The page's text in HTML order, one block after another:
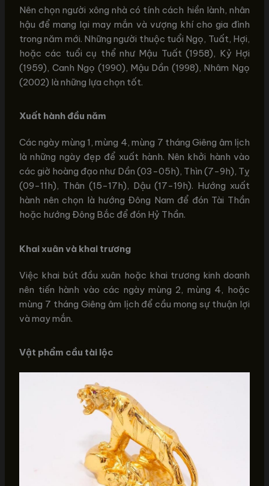
Nên chọn người xông nhà có tính cách hiền lành, nhân
hậu để mang lại may mắn và vượng khí cho gia đình
trong năm mới. Những người thuộc tuổi Ngọ, Tuất, Hợi,
hoặc các tuổi cụ thể như Mậu Tuất (1958), Kỷ Hợi
(1959), Canh Ngọ (1990), Mậu Dần (1998), Nhâm Ngọ
(2002) là những lựa chọn tốt.
Xuất hành đầu năm
Các ngày mùng 1, mùng 4, mùng 7 tháng Giêng âm lịch
là những ngày đẹp để xuất hành. Nên khởi hành vào
các giờ hoàng đạo như Dần (03-05h), Thìn (7-9h), Tỵ
(09-11h), Thân (15-17h), Dậu (17-19h). Hướng xuất
hành nên chọn là hướng Đông Nam để đón Tài Thần
hoặc hướng Đông Bắc để đón Hỷ Thần.
Khai xuân và khai trương
Việc khai bút đầu xuân hoặc khai trương kinh doanh
nên tiến hành vào các ngày mùng 2, mùng 4, hoặc
mùng 7 tháng Giêng âm lịch để cầu mong sự thuận lợi
và may mắn.
Vật phẩm cầu tài lộc